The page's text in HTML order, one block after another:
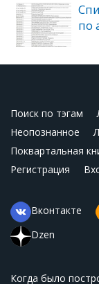
по
Поиск по тэгам
Неопознанное
Поквартальная
Регистрация
Вконтакте
Dzen
Когда было